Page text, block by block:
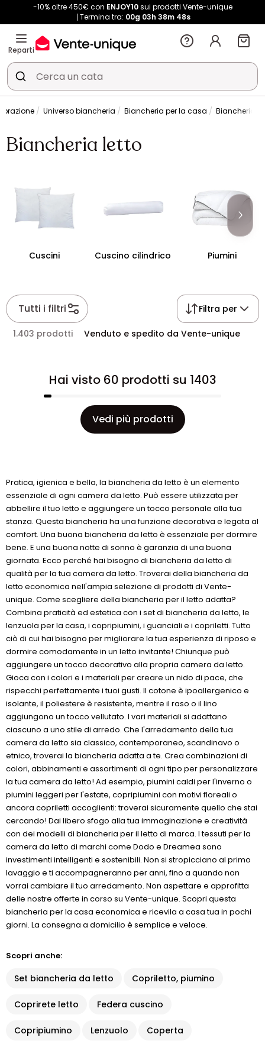
-10% oltre 450€ con ENJOY10sui prodotti Vente-unique
Termina tra: 00g 03h 38m 47s
Reparti
Universo biancheria Biancheria per la casa Biancheria
Biancheria letto
Cuscini Cuscino cilindrico Piumini
Tutti i filtri Filtra per
1.403 prodotti Venduto e spedito da Vente-unique
Hai visto 60 prodotti su 1403
Vedi più prodotti
Pratica, igienica e bella, la biancheria da letto è un elemento
essenziale di ogni camera da letto. Può essere utilizzata per
abbellire il tuo letto e aggiungere un tocco personale alla tua
stanza. Questa biancheria ha una funzione decorativa e legata al
comfort. Una buona biancheria da letto è essenziale per dormire
bene. E una buona notte di sonno è garanzia di una buona
giornata. Ecco perché hai bisogno di biancheria da letto di
qualità per la tua camera da letto. Troverai della biancheria da
letto economica nell'ampia selezione di prodotti di Vente-
unique. Come scegliere della biancheria per il letto adatta?
Combina praticità ed estetica con i set di biancheria da letto, le
lenzuola per la casa, i copripiumini, i guanciali e i copriletti. Tutto
ciò di cui hai bisogno per migliorare la tua esperienza di riposo e
dormire comodamente in un letto invitante! Chiunque può
aggiungere un tocco decorativo alla propria camera da letto.
Gioca con i colori e i materiali per creare un nido di pace, che
rispecchi perfettamente i tuoi gusti. Il cotone è ipoallergenico e
isolante, il poliestere è resistente, mentre il raso o il lino
aggiungono un tocco vellutato. I vari materiali si adattano
ciascuno a uno stile di arredo. Che l'arredamento della tua
camera da letto sia classico, contemporaneo, scandinavo o
etnico, troverai la biancheria adatta a te. Crea combinazioni di
colori, abbinamenti e assortimenti di ogni tipo per personalizzare
la tua camera da letto! Ad esempio, piumini caldi per l'inverno o
piumini leggeri per l'estate, copripiumini con motivi floreali o
ancora copriletti accoglienti: troverai sicuramente quello che stai
cercando! Dai libero sfogo alla tua immaginazione e creatività
con dei modelli di biancheria per il letto di marca. I tessuti per la
camera da letto di marchi come Dodo e Dreamea sono
investimenti intelligenti e sostenibili. Non si stropicciano al primo
lavaggio e ti accompagneranno per anni, fino a quando non
vorrai cambiare il tuo arredamento. Non aspettare e approfitta
delle nostre offerte in corso su Vente-unique. Scopri questa
biancheria per la casa economica e ricevila a casa tua in pochi
giorni. La consegna a domicilio è semplice e veloce.
Scopri anche:
Set biancheria da letto Copriletto, piumino
Coprirete letto Federa cuscino
Copripiumino Lenzuolo Coperta